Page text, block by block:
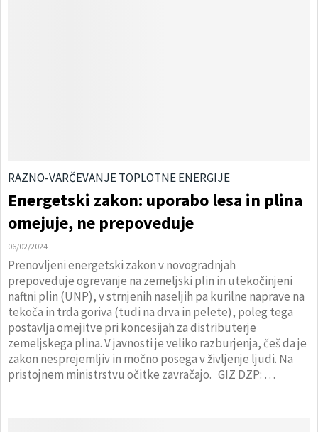
RAZNO-VARČEVANJE TOPLOTNE ENERGIJE
Energetski zakon: uporabo lesa in plina
omejuje, ne prepoveduje
06/02/2024
Prenovljeni energetski zakon v novogradnjah
prepoveduje ogrevanje na zemeljski plin in utekočinjeni
naftni plin (UNP), v strnjenih naseljih pa kurilne naprave na
tekoča in trda goriva (tudi na drva in pelete), poleg tega
postavlja omejitve pri koncesijah za distributerje
zemeljskega plina. V javnosti je veliko razburjenja, češ da je
zakon nesprejemljiv in močno posega v življenje ljudi. Na
pristojnem ministrstvu očitke zavračajo. GIZ DZP: …